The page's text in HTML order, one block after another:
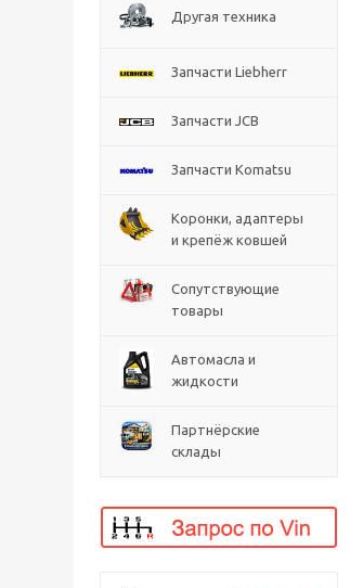
Другая техника
Запчасти Liebherr
Запчасти JCB
Запчасти Komatsu
Коронки, адаптеры
и крепёж ковшей
Сопутствующие
товары
Автомасла и
жидкости
Партнёрские
склады